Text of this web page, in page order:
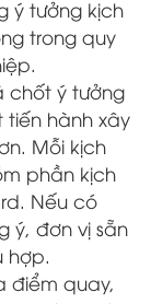
ý tưởng kịch
trong quy
chốt ý tưởng
tiến hành xây
Mỗi kịch
phần kịch
Nếu có
ý, đơn vị sẵn
hợp.
điểm quay,